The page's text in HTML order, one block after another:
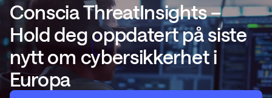
Conscia ThreatInsights –
Hold deg oppdatert på siste
nytt om cybersikkerhet i
Europa